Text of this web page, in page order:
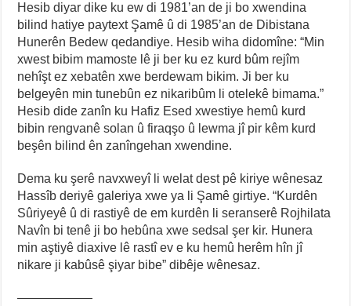
Hesib diyar dike ku ew di 1981’an de ji bo xwendina
bilind hatiye paytext Şamê û di 1985’an de Dibistana
Hunerên Bedew qedandiye. Hesib wiha didomîne: “Min
xwest bibim mamoste lê ji ber ku ez kurd bûm rejîm
nehîşt ez xebatên xwe berdewam bikim. Ji ber ku
belgeyên min tunebûn ez nikaribûm li otelekê bimama.”
Hesib dide zanîn ku Hafiz Esed xwestiye hemû kurd
bibin rengvanê solan û firaqşo û lewma jî pir kêm kurd
beşên bilind ên zanîngehan xwendine.
Dema ku şerê navxweyî li welat dest pê kiriye wênesaz
Hassîb deriyê galeriya xwe ya li Şamê girtiye. “Kurdên
Sûriyeyê û di rastiyê de em kurdên li seranserê Rojhilata
Navîn bi tenê ji bo hebûna xwe sedsal şer kir. Hunera
min aştiyê diaxive lê rastî ev e ku hemû herêm hîn jî
nikare ji kabûsê şiyar bibe” dibêje wênesaz.
——————